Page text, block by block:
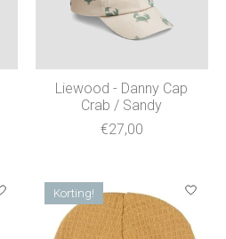
Liewood - Danny Cap
Crab / Sandy
€27,00
Korting!